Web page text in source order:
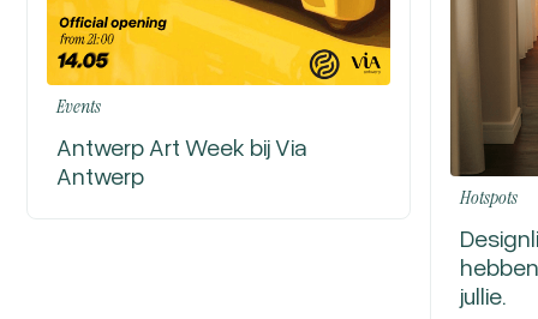
Events
Antwerp Art Week bij Via
Antwerp
Hotspots
jullie.